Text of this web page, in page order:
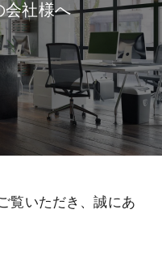
会社様へ
覧いただき、誠にあ